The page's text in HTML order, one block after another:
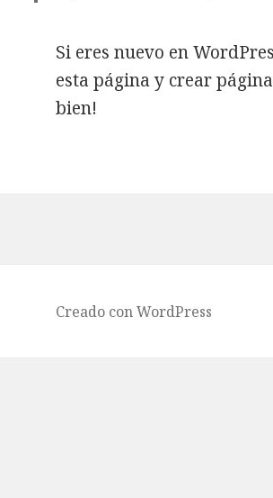
Si eres nuevo en
esta página y crear
bien!
Creado con WordPress